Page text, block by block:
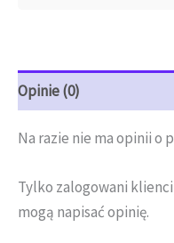
Opinie (0)
Na razie nie ma opinii o
Tylko zalogowani
mogą napisać opinię.